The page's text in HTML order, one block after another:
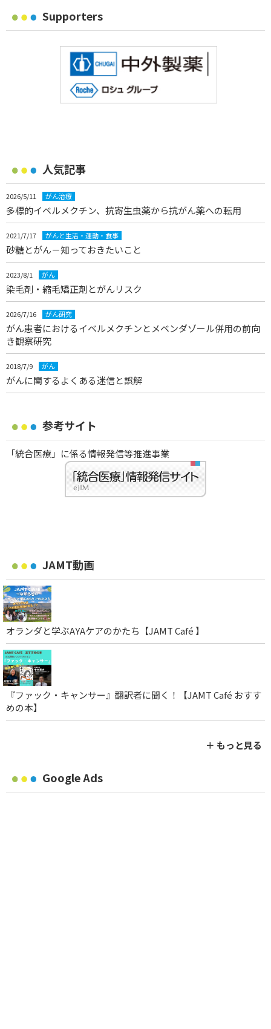
Supporters
人気記事
2026/5/11 がん治療
多標的イベルメクチン、抗寄生虫薬から抗がん薬への転用
2021/7/17 がんと生活・運動・食事
砂糖とがん－知っておきたいこと
2023/8/1 がん
染毛剤・縮毛矯正剤とがんリスク
2026/7/16 がん研究
がん患者におけるイベルメクチンとメベンダゾール併用の前向
き観察研究
2018/7/9 がん
がんに関するよくある迷信と誤解
参考サイト
「統合医療」に係る情報発信等推進事業
JAMT動画
オランダと学ぶAYAケアのかたち【JAMT Café 】
『ファック・キャンサー』翻訳者に聞く！【JAMT Café おすす
めの本】
＋ もっと見る
Google Ads